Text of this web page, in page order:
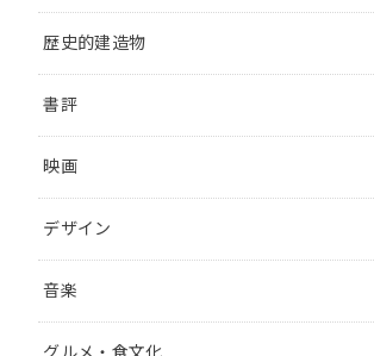
歴史的建造物
書評
映画
デザイン
音楽
グルメ・食文化